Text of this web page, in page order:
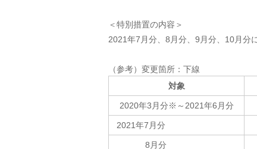
＜特別措置の内容＞
2021年7月分、8月分、9月分、10月分
（参考）変更箇所：下線
対象
2020年3月分※～2021年6月分
2021年7月分
8月分